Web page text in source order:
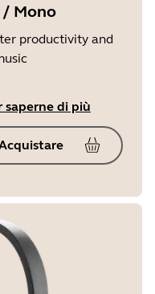
/ Mono
productivity and
saperne di più